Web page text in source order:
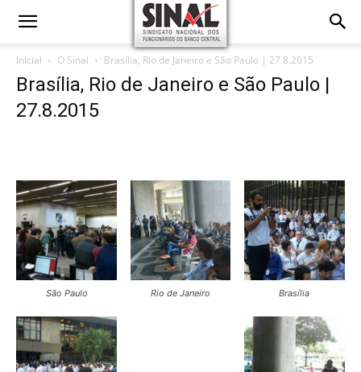
Inicial O Sinal Brasília, Rio de Janeiro e São Paulo | 27.8.2015
Brasília, Rio de Janeiro e São Paulo |
27.8.2015
São Paulo Rio de Janeiro Brasília